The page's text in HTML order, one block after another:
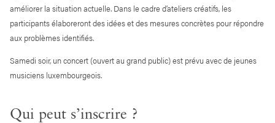
améliorer la situation actuelle. Dans le cadre d’ateliers créatifs, les
participants élaboreront des idées et des mesures concrètes pour répondre
aux problèmes identifiés.
Samedi soir, un concert (ouvert au grand public) est prévu avec de jeunes
musiciens luxembourgeois.
Qui peut s’inscrire ?